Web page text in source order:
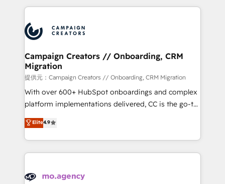
record of business transformation, our growth-first
approach has helped brands dominate their
onboarding and implementation, web design, sales
extensive experience working with tech companies
and manufacturers since 2002, we are committed to
empowering our clients and developing their
autonomy. Get to grips with HubSpot through
guided implementation and seamless integration of
the CRM platform into your digital ecosystem. Would
you like support in deploying your inbound
to your needs and sales objectives. With 125+
certifications, we are part of the most certified
services are offered in both English & French.
Campaign Creators // Onboarding, CRM
Migration
提供元：Campaign Creators // Onboarding, CRM Migration
With over 600+ HubSpot onboardings and complex
platform implementations delivered, CC is the go-to
Elite Solutions Partner for businesses ready to
migrate, replatform, and scale smarter. We specialize
in high-impact CRM and CMS migrations and
onboarding from platforms like Salesforce, NetSuite,
WordPress and legacy CRMs, turning fragmented
Elite4.9